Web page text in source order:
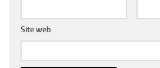
Site web